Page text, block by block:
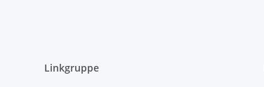
Linkgruppe